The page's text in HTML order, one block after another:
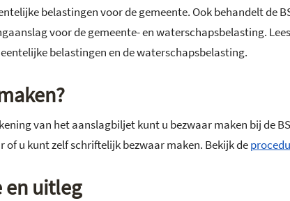
belastingen voor de gemeente. Ook behandelt de
voor de gemeente- en waterschapsbelasting.
belastingen en de waterschapsbelasting.
van het aanslagbiljet kunt u bezwaar maken bij de
of u kunt zelf schriftelijk bezwaar maken. Bekijk de
en uitleg